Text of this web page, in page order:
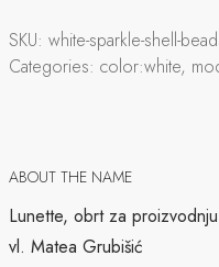
SKU: white-sparkle-shell-
Categories: color:white,
ABOUT THE NAME
Lunette, obrt za proizvodnju
vl. Matea Grubišić